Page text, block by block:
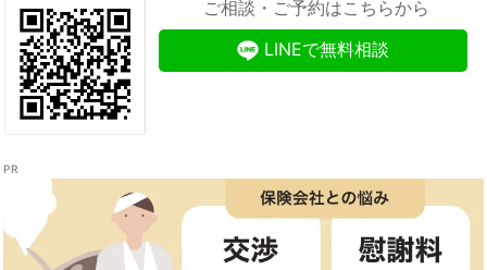
ご相談・ご予約はこちらから
LINEで無料相談